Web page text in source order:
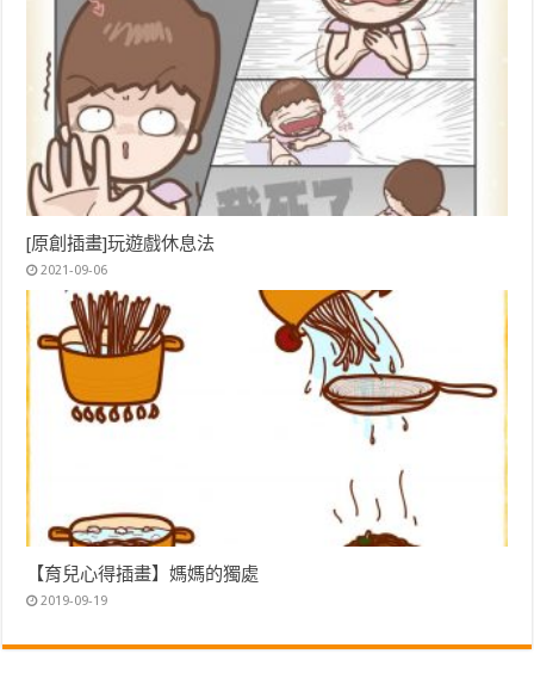
[原創插畫]玩遊戲休息法
2021-09-06
【育兒心得插畫】媽媽的獨處
2019-09-19